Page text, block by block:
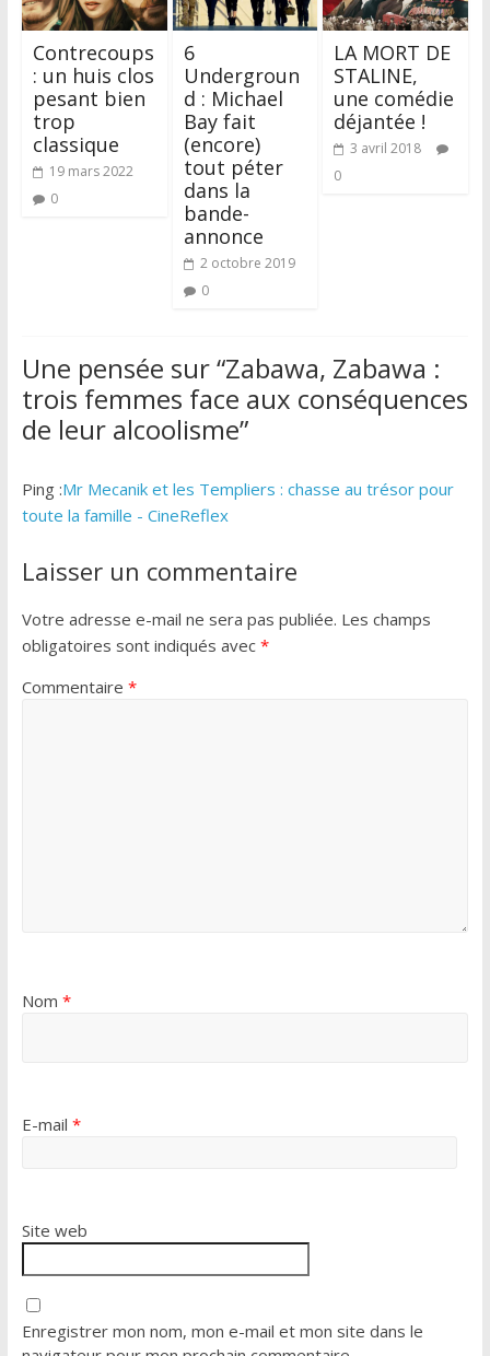
Contrecoups
: un huis clos
pesant bien
trop
classique
19 mars 2022
0
6
Undergroun
d : Michael
Bay fait
(encore)
tout péter
dans la
bande-
annonce
2 octobre 2019
0
LA MORT DE
STALINE,
une comédie
déjantée !
3 avril 2018
0
Une pensée sur “Zabawa, Zabawa :
trois femmes face aux conséquences
de leur alcoolisme”
Ping :Mr Mecanik et les Templiers : chasse au trésor pour
toute la famille - CineReflex
Laisser un commentaire
Votre adresse e-mail ne sera pas publiée. Les champs
obligatoires sont indiqués avec *
Commentaire *
Nom *
E-mail *
Site web
Enregistrer mon nom, mon e-mail et mon site dans le